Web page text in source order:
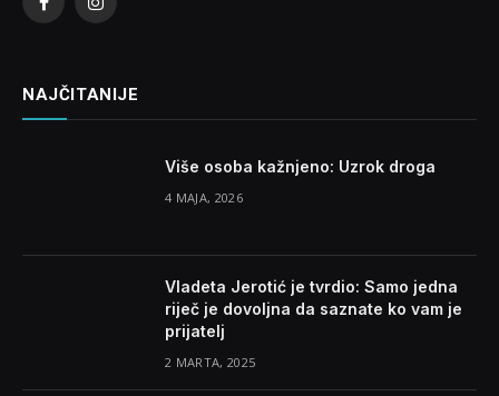
FacebookInstagram
NAJČITANIJE
Više osoba kažnjeno: Uzrok droga
4 MAJA, 2026
Vladeta Jerotić je tvrdio: Samo jedna
riječ je dovoljna da saznate ko vam je
prijatelj
2 MARTA, 2025